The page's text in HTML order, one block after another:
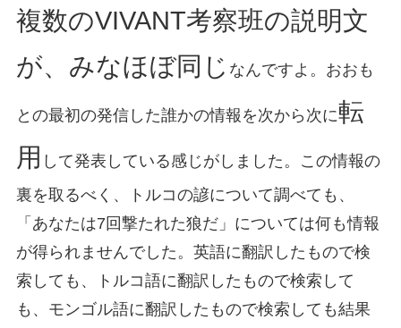
複数のVIVANT考察班の説明文
が、みなほぼ同じ なんですよ。おおも
との最初の発信した誰かの情報を次から次に転
用 して発表している感じがしました。この情報の
裏を取るべく、トルコの諺について調べても、
「あなたは7回撃たれた狼だ」については何も情報
が得られませんでした。英語に翻訳したもので検
索しても、トルコ語に翻訳したもので検索して
も、モンゴル語に翻訳したもので検索しても結果